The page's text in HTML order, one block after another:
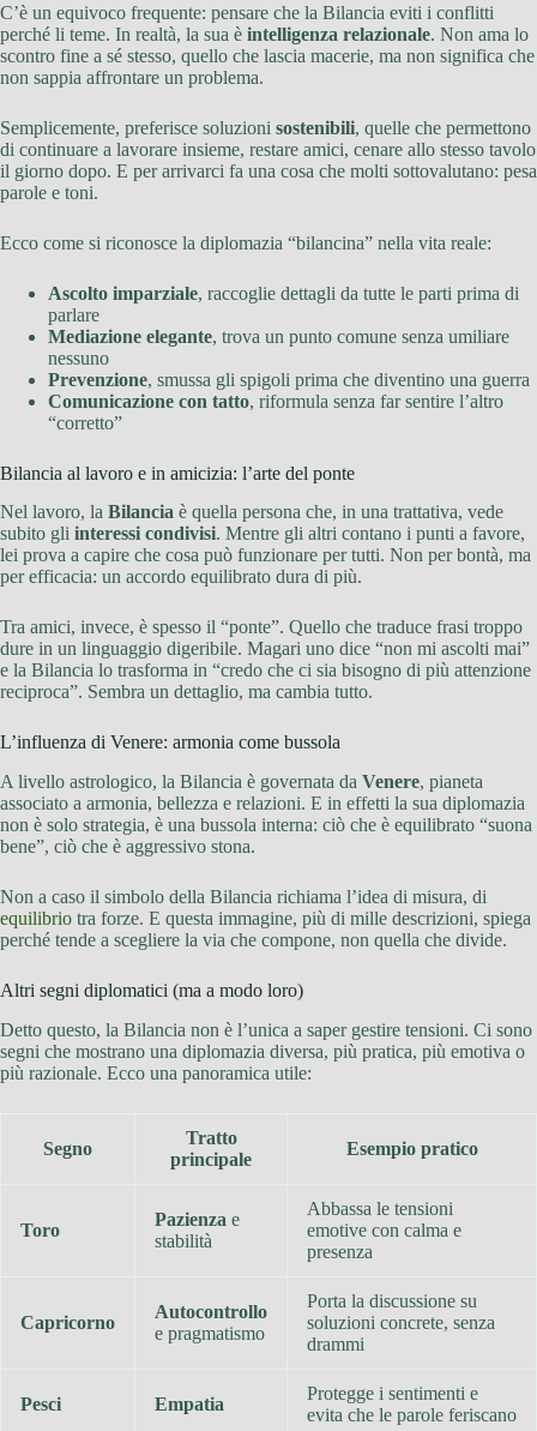
C’è un equivoco frequente: pensare che la Bilancia eviti i conflitti
perché li teme. In realtà, la sua è intelligenza relazionale. Non ama lo
scontro fine a sé stesso, quello che lascia macerie, ma non significa che
non sappia affrontare un problema.
Semplicemente, preferisce soluzioni sostenibili, quelle che permettono
di continuare a lavorare insieme, restare amici, cenare allo stesso tavolo
il giorno dopo. E per arrivarci fa una cosa che molti sottovalutano: pesa
parole e toni.
Ecco come si riconosce la diplomazia “bilancina” nella vita reale:
Ascolto imparziale, raccoglie dettagli da tutte le parti prima di
parlare
Mediazione elegante, trova un punto comune senza umiliare
nessuno
Prevenzione, smussa gli spigoli prima che diventino una guerra
Comunicazione con tatto, riformula senza far sentire l’altro
“corretto”
Bilancia al lavoro e in amicizia: l’arte del ponte
Nel lavoro, la Bilancia è quella persona che, in una trattativa, vede
subito gli interessi condivisi. Mentre gli altri contano i punti a favore,
lei prova a capire che cosa può funzionare per tutti. Non per bontà, ma
per efficacia: un accordo equilibrato dura di più.
Tra amici, invece, è spesso il “ponte”. Quello che traduce frasi troppo
dure in un linguaggio digeribile. Magari uno dice “non mi ascolti mai”
e la Bilancia lo trasforma in “credo che ci sia bisogno di più attenzione
reciproca”. Sembra un dettaglio, ma cambia tutto.
L’influenza di Venere: armonia come bussola
A livello astrologico, la Bilancia è governata da Venere, pianeta
associato a armonia, bellezza e relazioni. E in effetti la sua diplomazia
non è solo strategia, è una bussola interna: ciò che è equilibrato “suona
bene”, ciò che è aggressivo stona.
Non a caso il simbolo della Bilancia richiama l’idea di misura, di
equilibrio tra forze. E questa immagine, più di mille descrizioni, spiega
perché tende a scegliere la via che compone, non quella che divide.
Altri segni diplomatici (ma a modo loro)
Detto questo, la Bilancia non è l’unica a saper gestire tensioni. Ci sono
segni che mostrano una diplomazia diversa, più pratica, più emotiva o
più razionale. Ecco una panoramica utile:
Segno
Tratto
principale
Esempio pratico
Toro
Pazienza e
stabilità
Abbassa le tensioni
emotive con calma e
presenza
Capricorno
Autocontrollo
e pragmatismo
Porta la discussione su
soluzioni concrete, senza
drammi
Pesci Empatia
Protegge i sentimenti e
evita che le parole feriscano